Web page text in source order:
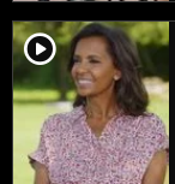
player2